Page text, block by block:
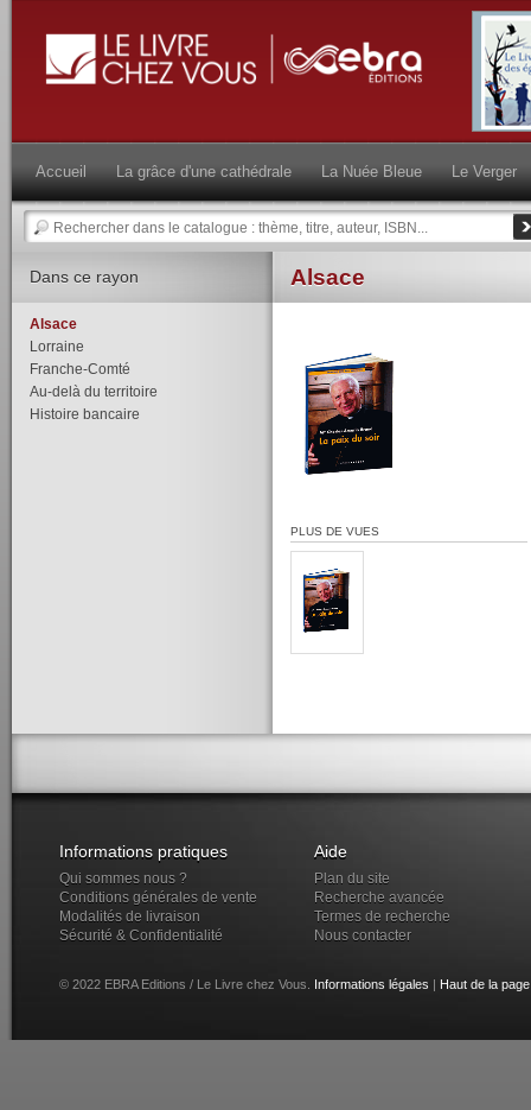
Accueil La grâce d'une cathédrale La Nuée Bleue Le Verger
Alsace
PLUS DE VUES
Dans ce rayon
Alsace
Lorraine
Franche-Comté
Au-delà du territoire
Histoire bancaire
Informations pratiques
Qui sommes nous ?
Conditions générales de vente
Modalités de livraison
Sécurité & Confidentialité
Aide
Plan du site
Recherche avancée
Termes de recherche
Nous contacter
© 2022 EBRA Editions / Le Livre chez Vous. Informations légales Haut de la page